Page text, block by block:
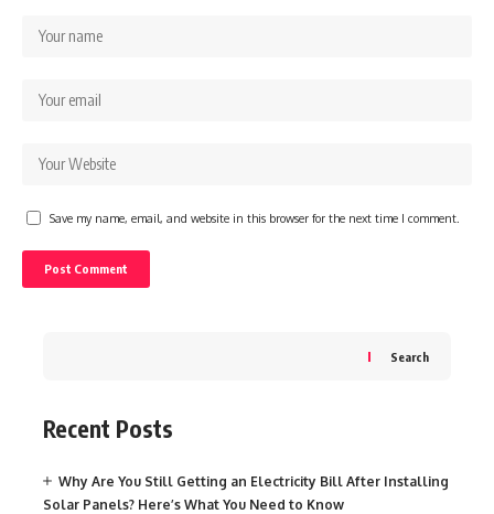
Save my name, email, and website in this browser for the next time I comment.
Search
Recent Posts
Why Are You Still Getting an Electricity Bill After Installing
Solar Panels? Here’s What You Need to Know